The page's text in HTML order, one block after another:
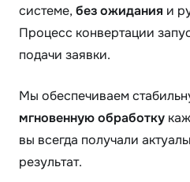
системе, без ожидания и
Процесс конвертации
подачи заявки.
Мы обеспечиваем
мгновенную обработку
вы всегда получали
результат.